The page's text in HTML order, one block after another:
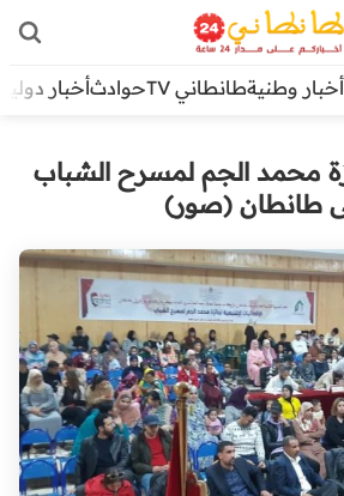
أخبار وطنيةطانطاني TV حوادثأخبار دولية
محمد الجم لمسرح الشباب
طانطان (صور)